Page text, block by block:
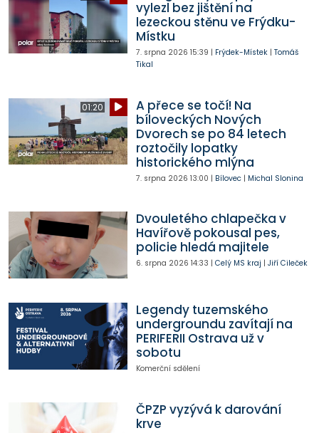
vylezl bez jištění na
lezeckou stěnu ve Frýdku-
Místku
7. srpna 2026 15:39 | Frýdek-Místek| Tomáš
Tikal
01:20
A přece se točí! Na
bíloveckých Nových
Dvorech se po 84 letech
roztočily lopatky
historického mlýna
7. srpna 2026 13:00 | Bílovec| Michal Slonina
Dvouletého chlapečka v
Havířově pokousal pes,
policie hledá majitele
6. srpna 2026 14:33 | Celý MS kraj | Jiří Cileček
Legendy tuzemského
undergroundu zavítají na
PERIFERII Ostrava už v
sobotu
Komerční sdělení
ČPZP vyzývá k darování
krve